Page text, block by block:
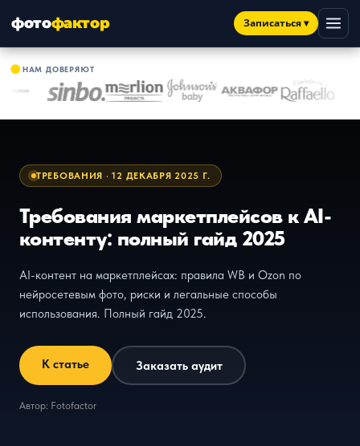
фотофактор Записаться▾
●НАМ ДОВЕРЯЮТ
ТРЕБОВАНИЯ · 12 ДЕКАБРЯ 2025 Г.
Требования маркетплейсов к AI-
контенту: полный гайд 2025
AI-контент на маркетплейсах: правила WB и Ozon по
нейросетевым фото, риски и легальные способы
использования. Полный гайд 2025.
К статье Заказать аудит
Автор: Fotofactor